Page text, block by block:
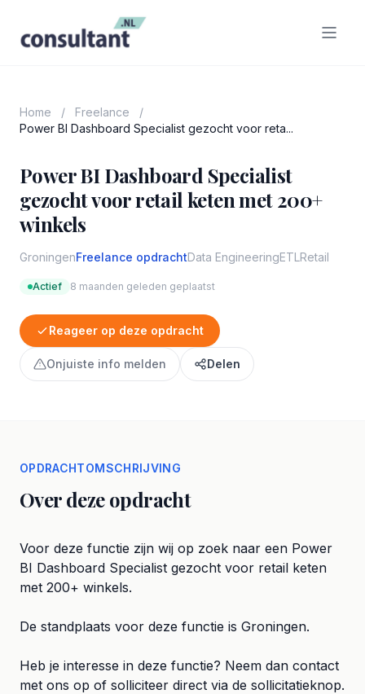
Home / Freelance
/
Power BI Dashboard Specialist gezocht voor reta...
Power BI Dashboard Specialist
gezocht voor retail keten met 200+
winkels
GroningenFreelance opdrachtData EngineeringETL Retail
Actief 8 maanden geleden geplaatst
Reageer op deze opdracht
Onjuiste info melden Delen
OPDRACHTOMSCHRIJVING
Over deze opdracht
Voor deze functie zijn wij op zoek naar een Power
BI Dashboard Specialist gezocht voor retail keten
met 200+ winkels.
De standplaats voor deze functie is Groningen.
Heb je interesse in deze functie? Neem dan contact
met ons op of solliciteer direct via de sollicitatieknop.